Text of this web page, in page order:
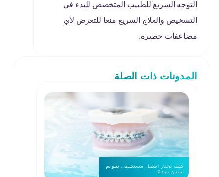
التوجه السريع للطبيب المتخصص للبدء في
التشخيص والعلاج السريع منعا للتعرض لأي
مضاعفات خطيرة.
المدونات ذات الصلة